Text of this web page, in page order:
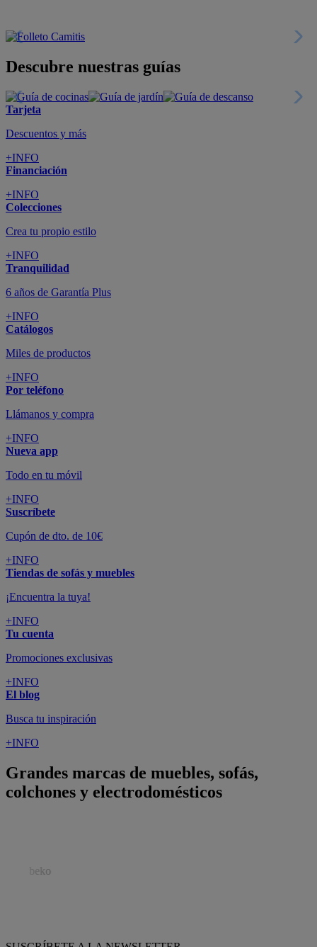
Descubre nuestras guías
Tarjeta
Descuentos y más
+INFO
Financiación
+INFO
Colecciones
Crea tu propio estilo
+INFO
Tranquilidad
6 años de Garantía Plus
+INFO
Catálogos
Miles de productos
+INFO
Por teléfono
Llámanos y compra
+INFO
Nueva app
Todo en tu móvil
+INFO
Suscríbete
Cupón de dto. de 10€
+INFO
Tiendas de sofás y muebles
¡Encuentra la tuya!
+INFO
Tu cuenta
Promociones exclusivas
+INFO
El blog
Busca tu inspiración
+INFO
Grandes marcas de muebles, sofás,
colchones y electrodomésticos